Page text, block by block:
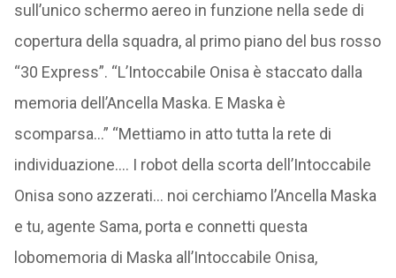
sull’unico schermo aereo in funzione nella sede di
copertura della squadra, al primo piano del bus rosso
“30 Express”. “L’Intoccabile Onisa è staccato dalla
memoria dell’Ancella Maska. E Maska è
scomparsa…” “Mettiamo in atto tutta la rete di
individuazione…. I robot della scorta dell’Intoccabile
Onisa sono azzerati… noi cerchiamo l’Ancella Maska
e tu, agente Sama, porta e connetti questa
lobomemoria di Maska all’Intoccabile Onisa,